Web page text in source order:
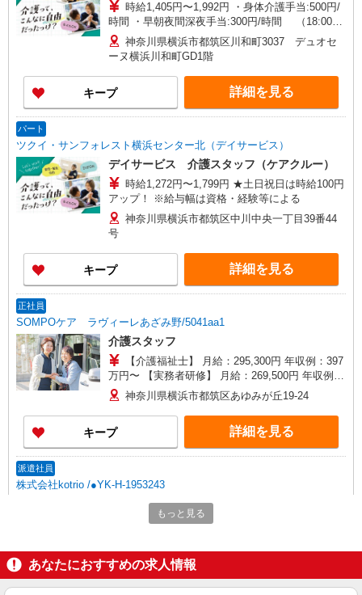
時給1,405円〜1,992円 ・身体介護手当:500円/
時間 ・早朝夜間深夜手当:300円/時間 （18:00〜
翌07:59の時間帯） ・ICT手当:2,000円/月 ・深夜
割増は別途支給 ・ケア→ケアの移動時間も賃金
（時給）を支給 ・土日祝日手当:100円/時間含む
※給与幅は資格・経験等による
神奈川県横浜市都筑区川和町3037 デュオセ
ーヌ横浜川和町GD1階
キープ 詳細を見る
パート
ツクイ・サンフォレスト横浜センター北（デイサービス）
デイサービス 介護スタッフ（ケアクルー）
時給1,272円〜1,799円 ★土日祝日は時給100円
アップ！ ※給与幅は資格・経験等による
神奈川県横浜市都筑区中川中央一丁目39番44
号
キープ 詳細を見る
正社員
SOMPOケア ラヴィーレあざみ野/5041aa1
介護スタッフ
【介護福祉士】 月給：295,300円 年収例：397
万円〜 【実務者研修】 月給：269,500円 年収例：
364万円〜 【初任者研修・無資格】 月給：
259,800円 年収例：351万円〜 ※職務手当、働き
がい向上手当、日祝手当（月平均2回分）、夜勤手
当（月平均5回分）等、毎月平均的に支払われる手
当を含みます。 ※介護福祉士のみ、特別職務手当
分〜） ◎賞与 基本給2.08ヶ月分/年支給
神奈川県横浜市都筑区あゆみが丘19-24
キープ 詳細を見る
派遣社員
株式会社kotrio /●YK-H-1953243
センター南駅｜小さなグループホームで家事や
生活のサポート！
通費全支給(ガソリン代含む)＞
横浜市都筑区 センター南駅スグ
もっと見る
あなたにおすすめの求人情報